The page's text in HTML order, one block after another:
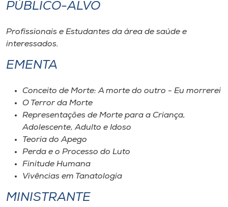
PÚBLICO-ALVO
Profissionais e Estudantes da área de saúde e
interessados.
EMENTA
Conceito de Morte: A morte do outro - Eu morrerei
O Terror da Morte
Representações de Morte para a Criança,
Adolescente, Adulto e Idoso
Teoria do Apego
Perda e o Processo do Luto
Finitude Humana
Vivências em Tanatologia
MINISTRANTE